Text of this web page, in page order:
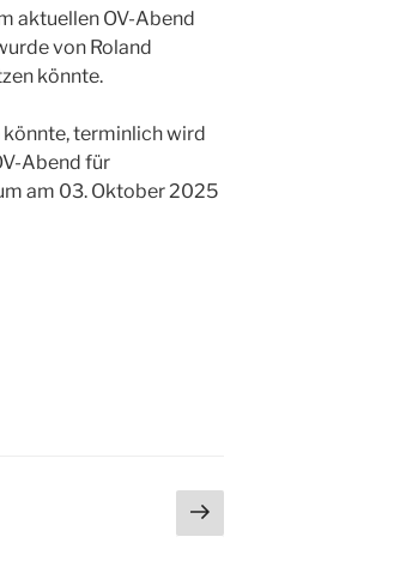
aktuellen OV-Abend
von Roland
könnte.
terminlich wird
Abend für
am 03. Oktober 2025
Nächste
Seite